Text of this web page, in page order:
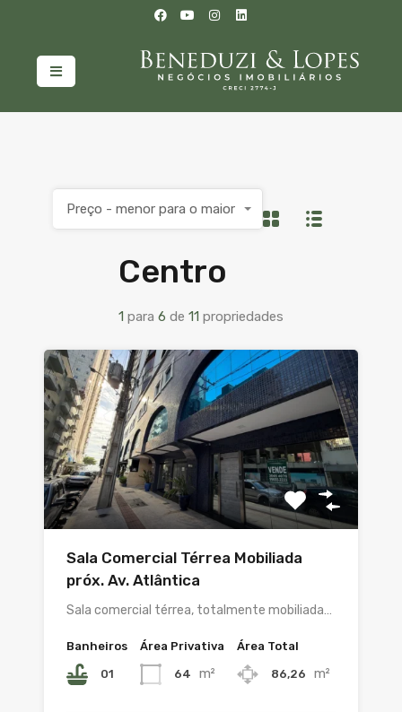
Centro
1 para 6 de 11 propriedades
Preço - menor para o maior
Sala Comercial Térrea Mobiliada
próx. Av. Atlântica
Sala comercial térrea, totalmente mobiliada…
Banheiros
01
Área Privativa
64 m²
Área Total
86,26 m²